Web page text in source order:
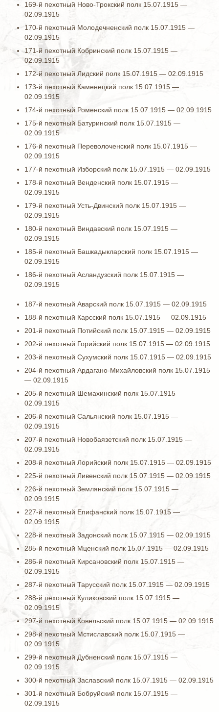
169-й пехотный Ново-Трокский полк 15.07.1915 —
02.09.1915
170-й пехотный Молодечненский полк 15.07.1915 —
02.09.1915
171-й пехотный Кобринский полк 15.07.1915 —
02.09.1915
172-й пехотный Лидский полк 15.07.1915 — 02.09.1915
173-й пехотный Каменецкий полк 15.07.1915 —
02.09.1915
174-й пехотный Роменский полк 15.07.1915 — 02.09.1915
175-й пехотный Батуринский полк 15.07.1915 —
02.09.1915
176-й пехотный Переволоченский полк 15.07.1915 —
02.09.1915
177-й пехотный Изборский полк 15.07.1915 — 02.09.1915
178-й пехотный Венденский полк 15.07.1915 —
02.09.1915
179-й пехотный Усть-Двинский полк 15.07.1915 —
02.09.1915
180-й пехотный Виндавский полк 15.07.1915 —
02.09.1915
185-й пехотный Башкадыкларский полк 15.07.1915 —
02.09.1915
186-й пехотный Асландузский полк 15.07.1915 —
02.09.1915
187-й пехотный Аварский полк 15.07.1915 — 02.09.1915
188-й пехотный Карсский полк 15.07.1915 — 02.09.1915
201-й пехотный Потийский полк 15.07.1915 — 02.09.1915
202-й пехотный Горийский полк 15.07.1915 — 02.09.1915
203-й пехотный Сухумский полк 15.07.1915 — 02.09.1915
204-й пехотный Ардагано-Михайловский полк 15.07.1915
— 02.09.1915
205-й пехотный Шемахинский полк 15.07.1915 —
02.09.1915
206-й пехотный Сальянский полк 15.07.1915 —
02.09.1915
207-й пехотный Новобаязетский полк 15.07.1915 —
02.09.1915
208-й пехотный Лорийский полк 15.07.1915 — 02.09.1915
225-й пехотный Ливенский полк 15.07.1915 — 02.09.1915
226-й пехотный Землянский полк 15.07.1915 —
02.09.1915
227-й пехотный Епифанский полк 15.07.1915 —
02.09.1915
228-й пехотный Задонский полк 15.07.1915 — 02.09.1915
285-й пехотный Мценский полк 15.07.1915 — 02.09.1915
286-й пехотный Кирсановский полк 15.07.1915 —
02.09.1915
287-й пехотный Тарусский полк 15.07.1915 — 02.09.1915
288-й пехотный Куликовский полк 15.07.1915 —
02.09.1915
297-й пехотный Ковельский полк 15.07.1915 — 02.09.1915
298-й пехотный Мстиславский полк 15.07.1915 —
02.09.1915
299-й пехотный Дубненский полк 15.07.1915 —
02.09.1915
300-й пехотный Заславский полк 15.07.1915 — 02.09.1915
301-й пехотный Бобруйский полк 15.07.1915 —
02.09.1915